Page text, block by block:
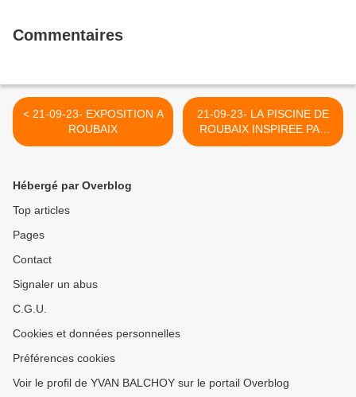
Commentaires
< 21-09-23- EXPOSITION A
ROUBAIX
21-09-23- LA PISCINE DE
ROUBAIX INSPIREE PAR
UNE CHAPELLE >
Hébergé par Overblog
Top articles
Pages
Contact
Signaler un abus
C.G.U.
Cookies et données personnelles
Préférences cookies
Voir le profil de YVAN BALCHOY sur le portail Overblog